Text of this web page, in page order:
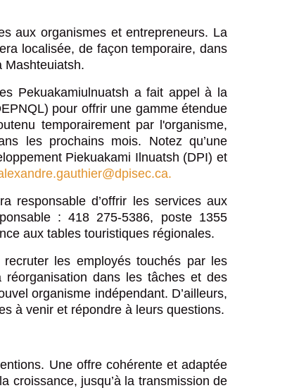
aux organismes et entrepreneurs. La
localisée, de façon temporaire, dans
Mashteuiatsh.
Pekuakamiulnuatsh a fait appel à la
pour offrir une gamme étendue
temporairement par l'organisme,
les prochains mois. Notez qu’une
Piekuakami Ilnuatsh (DPI) et
responsable d’offrir les services aux
: 418 275-5386, poste 1355
aux tables touristiques régionales.
les employés touchés par les
dans les tâches et des
organisme indépendant. D’ailleurs,
à venir et répondre à leurs questions.
Une offre cohérente et adaptée
croissance, jusqu’à la transmission de